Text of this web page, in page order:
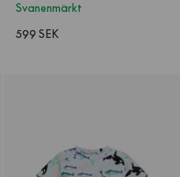
Svanenmärkt
599 SEK